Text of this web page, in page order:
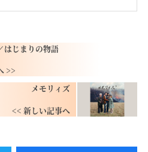
はじまりの物語
メモリィズ